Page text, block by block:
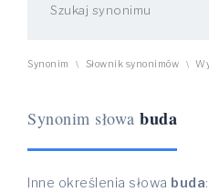
Synonim \ Słownik synonimów \
Synonim słowa buda
Inne określenia słowa buda: